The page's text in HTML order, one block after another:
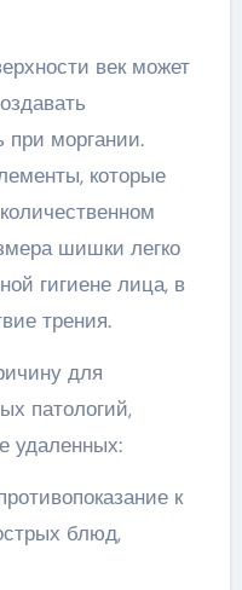
век может
при моргании.
которые
шишки легко
гигиене лица, в
трения.
для
патологий,
удаленных:
к
блюд,